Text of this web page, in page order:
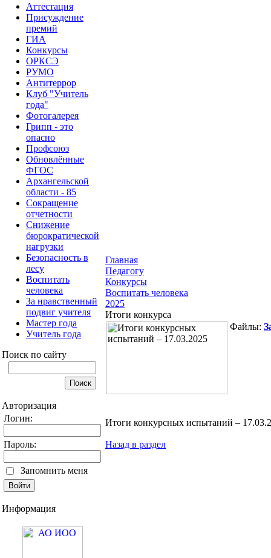
Аттестация
Присуждение
премий
ГИА
Конкурсы
ОРКСЭ
РУМО
Антитеррор
Клуб "Учитель
года"
Фотогалерея
Грипп - это
опасно
Профсоюз
Обновлённые
ФГОС
Архангельской
области - 85
Сокращение
отчетности
Снижение
бюрократической
нагрузки
Безопасность в
лесу
Воспитать
человека
За нравственный
подвиг учителя
Мастер года
Учитель года
Поиск по сайту
Авторизация
Логин:
Пароль:
Запомнить меня
Информация
Главная
Педагогу
Конкурсы
Воспитать человека
2025
Итоги конкурса
Файлы:
Итоги конкурсных испытаний –
Назад в раздел